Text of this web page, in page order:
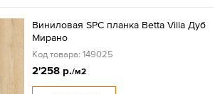
Виниловая SPC планка Betta Villa Дуб
Мирано
Код товара: 149025
2'258 р./м2